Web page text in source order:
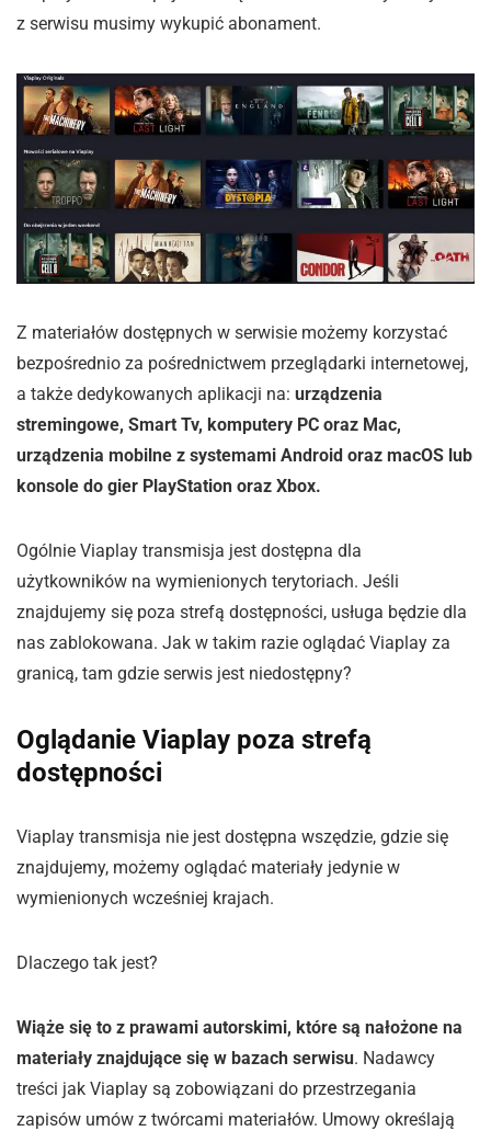
z serwisu musimy wykupić abonament.
Z materiałów dostępnych w serwisie możemy korzystać
bezpośrednio za pośrednictwem przeglądarki internetowej,
a także dedykowanych aplikacji na: urządzenia
stremingowe, Smart Tv, komputery PC oraz Mac,
urządzenia mobilne z systemami Android oraz macOS lub
konsole do gier PlayStation oraz Xbox.
Ogólnie Viaplay transmisja jest dostępna dla
użytkowników na wymienionych terytoriach. Jeśli
znajdujemy się poza strefą dostępności, usługa będzie dla
nas zablokowana. Jak w takim razie oglądać Viaplay za
granicą, tam gdzie serwis jest niedostępny?
Oglądanie Viaplay poza strefą
dostępności
Viaplay transmisja nie jest dostępna wszędzie, gdzie się
znajdujemy, możemy oglądać materiały jedynie w
wymienionych wcześniej krajach.
Dlaczego tak jest?
Wiąże się to z prawami autorskimi, które są nałożone na
materiały znajdujące się w bazach serwisu. Nadawcy
treści jak Viaplay są zobowiązani do przestrzegania
zapisów umów z twórcami materiałów. Umowy określają